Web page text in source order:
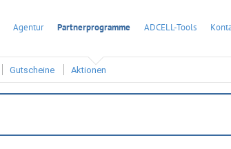
Agentur Partnerprogramme ADCELL-Tools
Gutscheine Aktionen